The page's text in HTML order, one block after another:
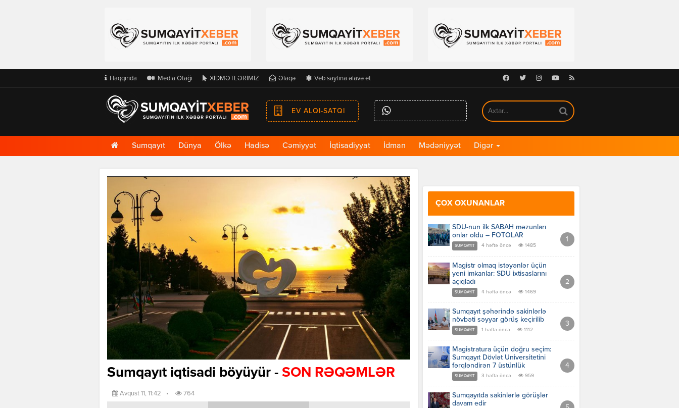
Haqqında Media Otağı XİDMƏTLƏRİMİZ Əlaqə Veb saytına əlavə et Facebook
TwitterInstagramYoutubeRSS
EV ALQI-SATQI
Ana
Səhifə
Sumqayıt Dünya Ölkə Hadisə Cəmiyyət İqtisadiyyat İdman Mədəniyyət Digər
Sumqayıt iqtisadi böyüyür - SON RƏQƏMLƏR
Avqust 11, 11:42 • 764
ÇOX OXUNANLAR
SDU-nun ilk SABAH məzunları
onlar oldu – FOTOLAR
SUMQAYIT 4 həftə öncə 1485
Magistr olmaq istəyənlər üçün
yeni imkanlar: SDU ixtisaslarını
açıqladı
SUMQAYIT 4 həftə öncə 1469
Sumqayıt şəhərində sakinlərlə
növbəti səyyar görüş keçirilib
SUMQAYIT 1 həftə öncə 1112
Magistratura üçün doğru seçim:
Sumqayıt Dövlət Universitetini
fərqləndirən 7 üstünlük
SUMQAYIT 3 həftə öncə 959
Sumqayıtda sakinlərlə görüşlər
davam edir